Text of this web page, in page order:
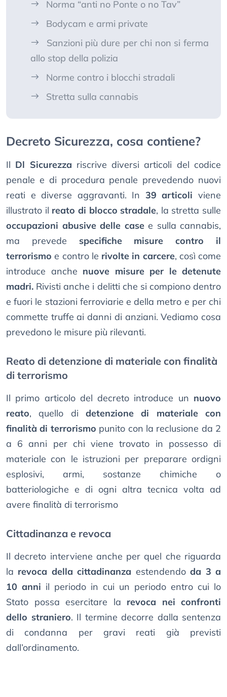
Norma “anti no Ponte o no Tav”
Bodycam e armi private
Sanzioni più dure per chi non si ferma
allo stop della polizia
Norme contro i blocchi stradali
Stretta sulla cannabis
Decreto Sicurezza, cosa contiene?
Il Dl Sicurezza riscrive diversi articoli del codice
penale e di procedura penale prevedendo nuovi
reati e diverse aggravanti. In 39 articoli viene
illustrato il reato di blocco stradale, la stretta sulle
occupazioni abusive delle casee sulla cannabis,
ma prevede specifiche misure contro il
terrorismo e contro le rivolte in carcere, così come
introduce anche nuove misure per le detenute
madri. Rivisti anche i delitti che si compiono dentro
e fuori le stazioni ferroviarie e della metro e per chi
commette truffe ai danni di anziani. Vediamo cosa
prevedono le misure più rilevanti.
Reato di detenzione di materiale con finalità
di terrorismo
Il primo articolo del decreto introduce un nuovo
reato, quello di detenzione di materiale con
finalità di terrorismo punito con la reclusione da 2
a 6 anni per chi viene trovato in possesso di
materiale con le istruzioni per preparare ordigni
esplosivi, armi, sostanze chimiche o
batteriologiche e di ogni altra tecnica volta ad
avere finalità di terrorismo
Cittadinanza e revoca
Il decreto interviene anche per quel che riguarda
la revoca della cittadinanza estendendoda 3 a
10 anni il periodo in cui un periodo entro cui lo
Stato possa esercitare la revoca nei confronti
dello straniero. Il termine decorre dalla sentenza
di condanna per gravi reati già previsti
dall’ordinamento.